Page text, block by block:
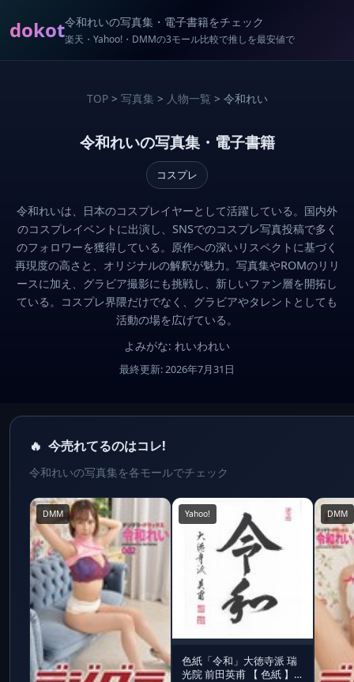
dokot令和れいの写真集・電子書籍をチェック
楽天・Yahoo!・DMMの3モール比較で推しを最安値で
TOP> 写真集 > 人物一覧 > 令和れい
令和れいの写真集・電子書籍
コスプレ
令和れいは、日本のコスプレイヤーとして活躍している。国内外
のコスプレイベントに出演し、SNSでのコスプレ写真投稿で多く
のフォロワーを獲得している。原作への深いリスペクトに基づく
再現度の高さと、オリジナルの解釈が魅力。写真集やROMのリリ
ースに加え、グラビア撮影にも挑戦し、新しいファン層を開拓し
ている。コスプレ界隈だけでなく、グラビアやタレントとしても
活動の場を広げている。
よみがな: れいわれい
最終更新: 2026年7月31日
🔥 今売れてるのはコレ!
令和れいの写真集を各モールでチェック
DMM Yahoo!
色紙「令和」大徳寺派 瑞
光院 前田英甫 【 色紙 】
DMM